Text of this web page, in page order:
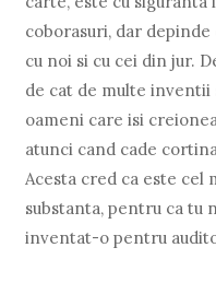
coborasuri, dar
cu noi si cu cei din jur.
de cat de multe inventii
oameni care isi
atunci cand cade
Acesta cred ca este cel
substanta, pentru ca tu
inventat-o pentru